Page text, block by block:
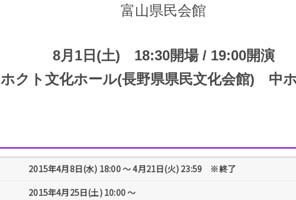
富山県民会館
8月1日(土) 18:30開場 / 19:00開演
ホクト文化ホール(長野県県民文化会館) 中
2015年4月8日(水) 18:00 ～ 4月21日(火) 23:59 ※終了
2015年4月25日(土) 10:00 ～